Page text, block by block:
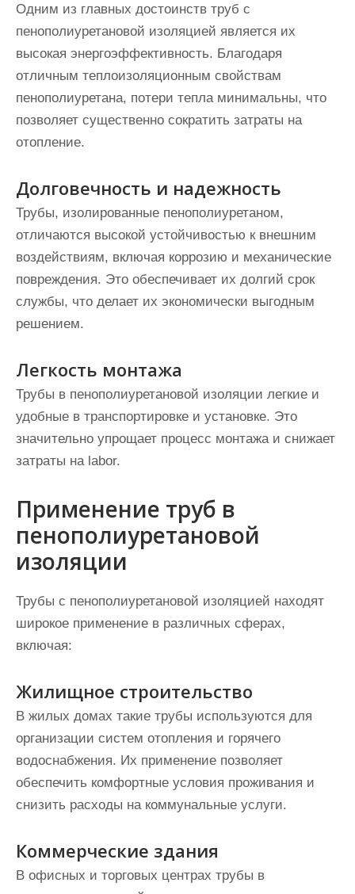
Одним из главных достоинств труб с
пенополиуретановой изоляцией является их
высокая энергоэффективность. Благодаря
отличным теплоизоляционным свойствам
пенополиуретана, потери тепла минимальны, что
позволяет существенно сократить затраты на
отопление.
Долговечность и надежность
Трубы, изолированные пенополиуретаном,
отличаются высокой устойчивостью к внешним
воздействиям, включая коррозию и механические
повреждения. Это обеспечивает их долгий срок
службы, что делает их экономически выгодным
решением.
Легкость монтажа
Трубы в пенополиуретановой изоляции легкие и
удобные в транспортировке и установке. Это
значительно упрощает процесс монтажа и снижает
затраты на labor.
Применение труб в
пенополиуретановой
изоляции
Трубы с пенополиуретановой изоляцией находят
широкое применение в различных сферах,
включая:
Жилищное строительство
В жилых домах такие трубы используются для
организации систем отопления и горячего
водоснабжения. Их применение позволяет
обеспечить комфортные условия проживания и
снизить расходы на коммунальные услуги.
Коммерческие здания
В офисных и торговых центрах трубы в